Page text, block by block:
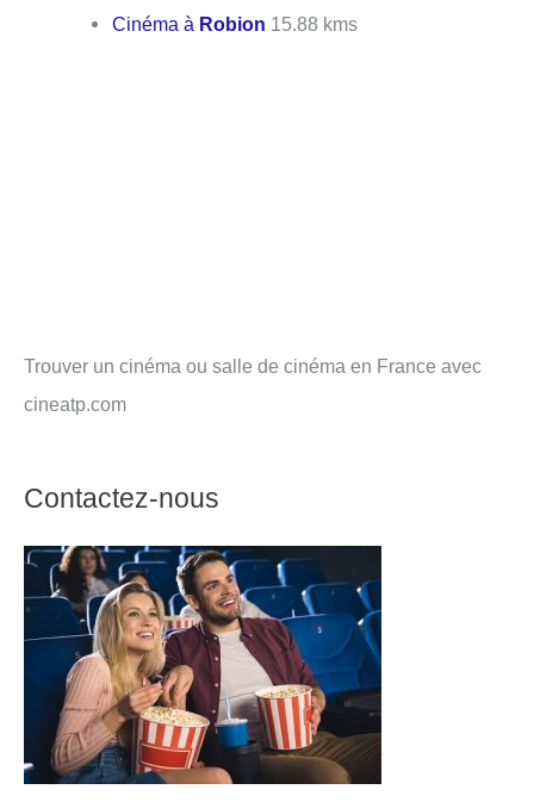
Cinéma à Robion 15.88 kms
Trouver un cinéma ou salle de cinéma en France avec
cineatp.com
Contactez-nous